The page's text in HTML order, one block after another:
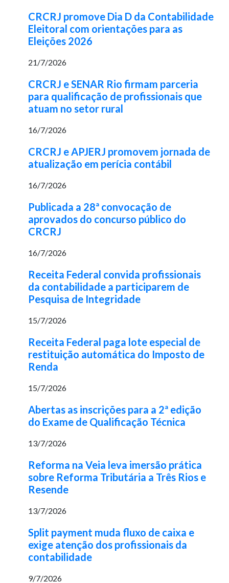
CRCRJ promove Dia D da Contabilidade
Eleitoral com orientações para as
Eleições 2026
21/7/2026
CRCRJ e SENAR Rio firmam parceria
para qualificação de profissionais que
atuam no setor rural
16/7/2026
CRCRJ e APJERJ promovem jornada de
atualização em perícia contábil
16/7/2026
Publicada a 28ª convocação de
aprovados do concurso público do
CRCRJ
16/7/2026
Receita Federal convida profissionais
da contabilidade a participarem de
Pesquisa de Integridade
15/7/2026
Receita Federal paga lote especial de
restituição automática do Imposto de
Renda
15/7/2026
Abertas as inscrições para a 2ª edição
do Exame de Qualificação Técnica
13/7/2026
Reforma na Veia leva imersão prática
sobre Reforma Tributária a Três Rios e
Resende
13/7/2026
Split payment muda fluxo de caixa e
exige atenção dos profissionais da
contabilidade
9/7/2026